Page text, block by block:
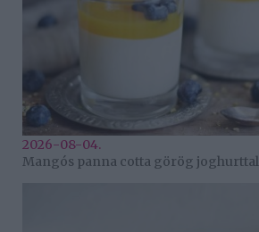
2026-08-04.
Mangós panna cotta görög joghurttal